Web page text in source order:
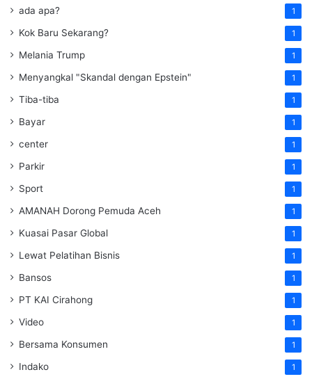
ada apa? 1
Kok Baru Sekarang? 1
Melania Trump 1
Menyangkal "Skandal dengan Epstein" 1
Tiba-tiba 1
Bayar 1
center 1
Parkir 1
Sport 1
AMANAH Dorong Pemuda Aceh 1
Kuasai Pasar Global 1
Lewat Pelatihan Bisnis 1
Bansos 1
PT KAI Cirahong 1
Video 1
Bersama Konsumen 1
Indako 1